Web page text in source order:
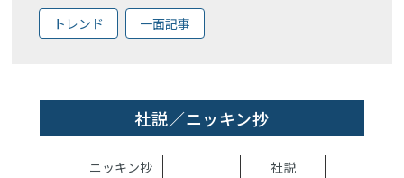
トレンド 一面記事
社説／ニッキン抄
ニッキン抄 社説